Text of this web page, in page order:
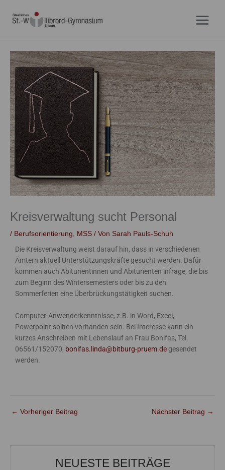
Inhalt
Kreisverwaltung sucht Personal
/ Berufsorientierung, MSS / Von Sarah Pauls-Schuh
Die Kreisverwaltung weist darauf hin, dass in verschiedenen
Ämtern aktuell Unterstützungskräfte gesucht werden. Dafür
kommen auch Abiturientinnen und Abiturienten infrage, die bis
zum Beginn des Wintersemesters oder bis zu den
Sommerferien eine Überbrückungstätigkeit suchen.
Computer-Anwenderkenntnisse, z.B. in Word, Excel,
Powerpoint sollten vorhanden sein. Bei Interesse kann ein
kurzes Anschreiben mit Lebenslauf an Frau Bonifas, Tel.
06561/152070, bonifas.linda@bitburg-pruem.de gesendet
werden.
← Vorheriger Beitrag Nächster Beitrag →
NEUESTE BEITRÄGE